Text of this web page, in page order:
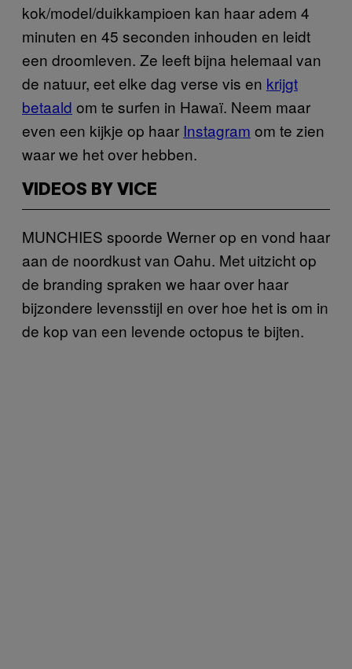
kok/model/duikkampioen kan haar adem 4
minuten en 45 seconden inhouden en leidt
een droomleven. Ze leeft bijna helemaal van
de natuur, eet elke dag verse vis en krijgt
betaald om te surfen in Hawaï. Neem maar
even een kijkje op haar Instagram om te zien
waar we het over hebben.
VIDEOS BY VICE
MUNCHIES spoorde Werner op en vond haar
aan de noordkust van Oahu. Met uitzicht op
de branding spraken we haar over haar
bijzondere levensstijl en over hoe het is om in
de kop van een levende octopus te bijten.